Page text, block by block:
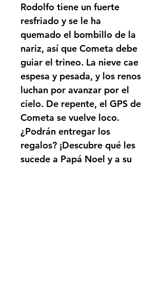
Rodolfo tiene un fuerte
resfriado y se le ha
quemado el bombillo de la
nariz, así que Cometa debe
guiar el trineo. La nieve cae
espesa y pesada, y los renos
luchan por avanzar por el
cielo. De repente, el GPS de
Cometa se vuelve loco.
¿Podrán entregar los
regalos? ¡Descubre qué les
sucede a Papá Noel y a su